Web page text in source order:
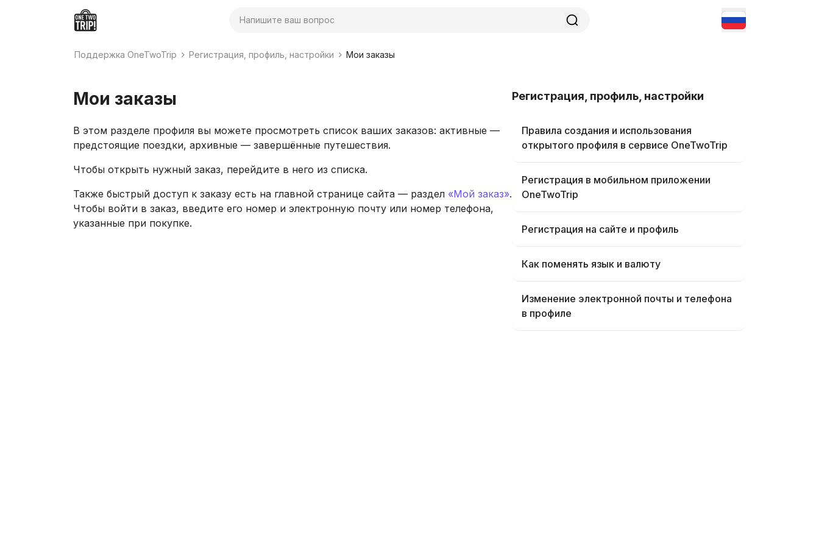
Поиск
Поддержка OneTwoTrip Регистрация, профиль, настройки Мои заказы
Мои заказы
В этом разделе профиля вы можете просмотреть список ваших заказов: активные —
предстоящие поездки, архивные — завершённые путешествия.
Чтобы открыть нужный заказ, перейдите в него из списка.
Также быстрый доступ к заказу есть на главной странице сайта — раздел «Мой заказ».
Чтобы войти в заказ, введите его номер и электронную почту или номер телефона,
указанные при покупке.
Регистрация, профиль, настройки
Правила создания и использования
открытого профиля в сервисе OneTwoTrip
Регистрация в мобильном приложении
OneTwoTrip
Регистрация на сайте и профиль
Как поменять язык и валюту
Изменение электронной почты и телефона
в профиле